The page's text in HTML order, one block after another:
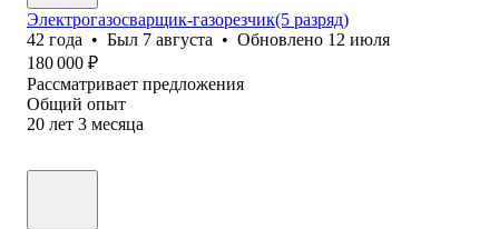
Электрогазосварщик-газорезчик(5 разряд)
42 года • Был 7 августа • Обновлено 12 июля
180 000 ₽
Рассматривает предложения
Общий опыт
20 лет 3 месяца